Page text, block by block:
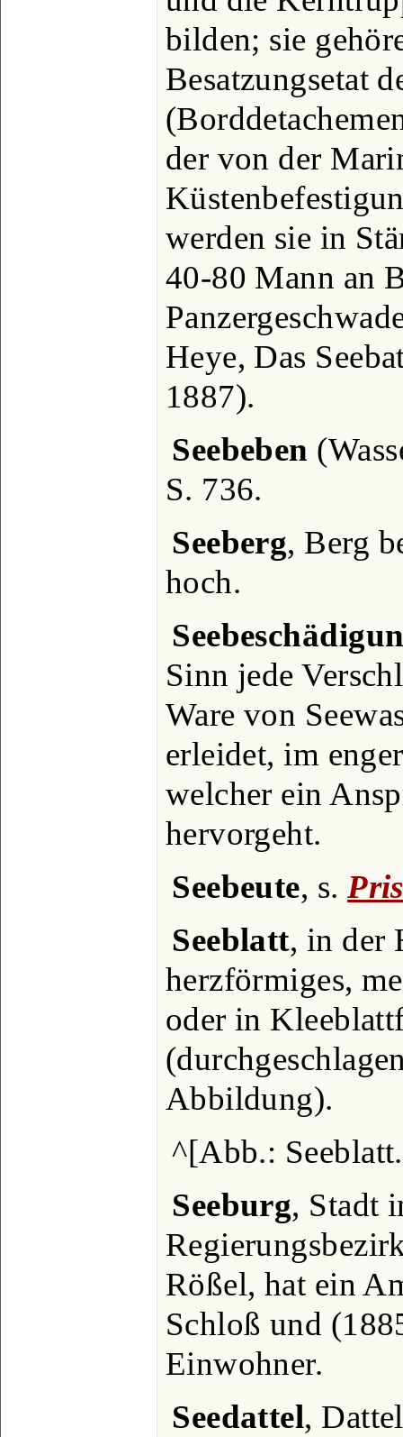
bilden; sie
Besatzungsetat
der von der
werden sie in
40-80 Mann an
Heye, Das
1887).
Seebeben
S. 736.
Seeberg, Berg
hoch.
Sinn jede
Ware von
erleidet, im
welcher ein
hervorgeht.
Seebeute, s.
Seeblatt, in der
herzförmiges,
oder in
Abbildung).
^[Abb.:
Seeburg, Stadt
Rößel, hat ein
Schloß und
Einwohner.
Seedattel,